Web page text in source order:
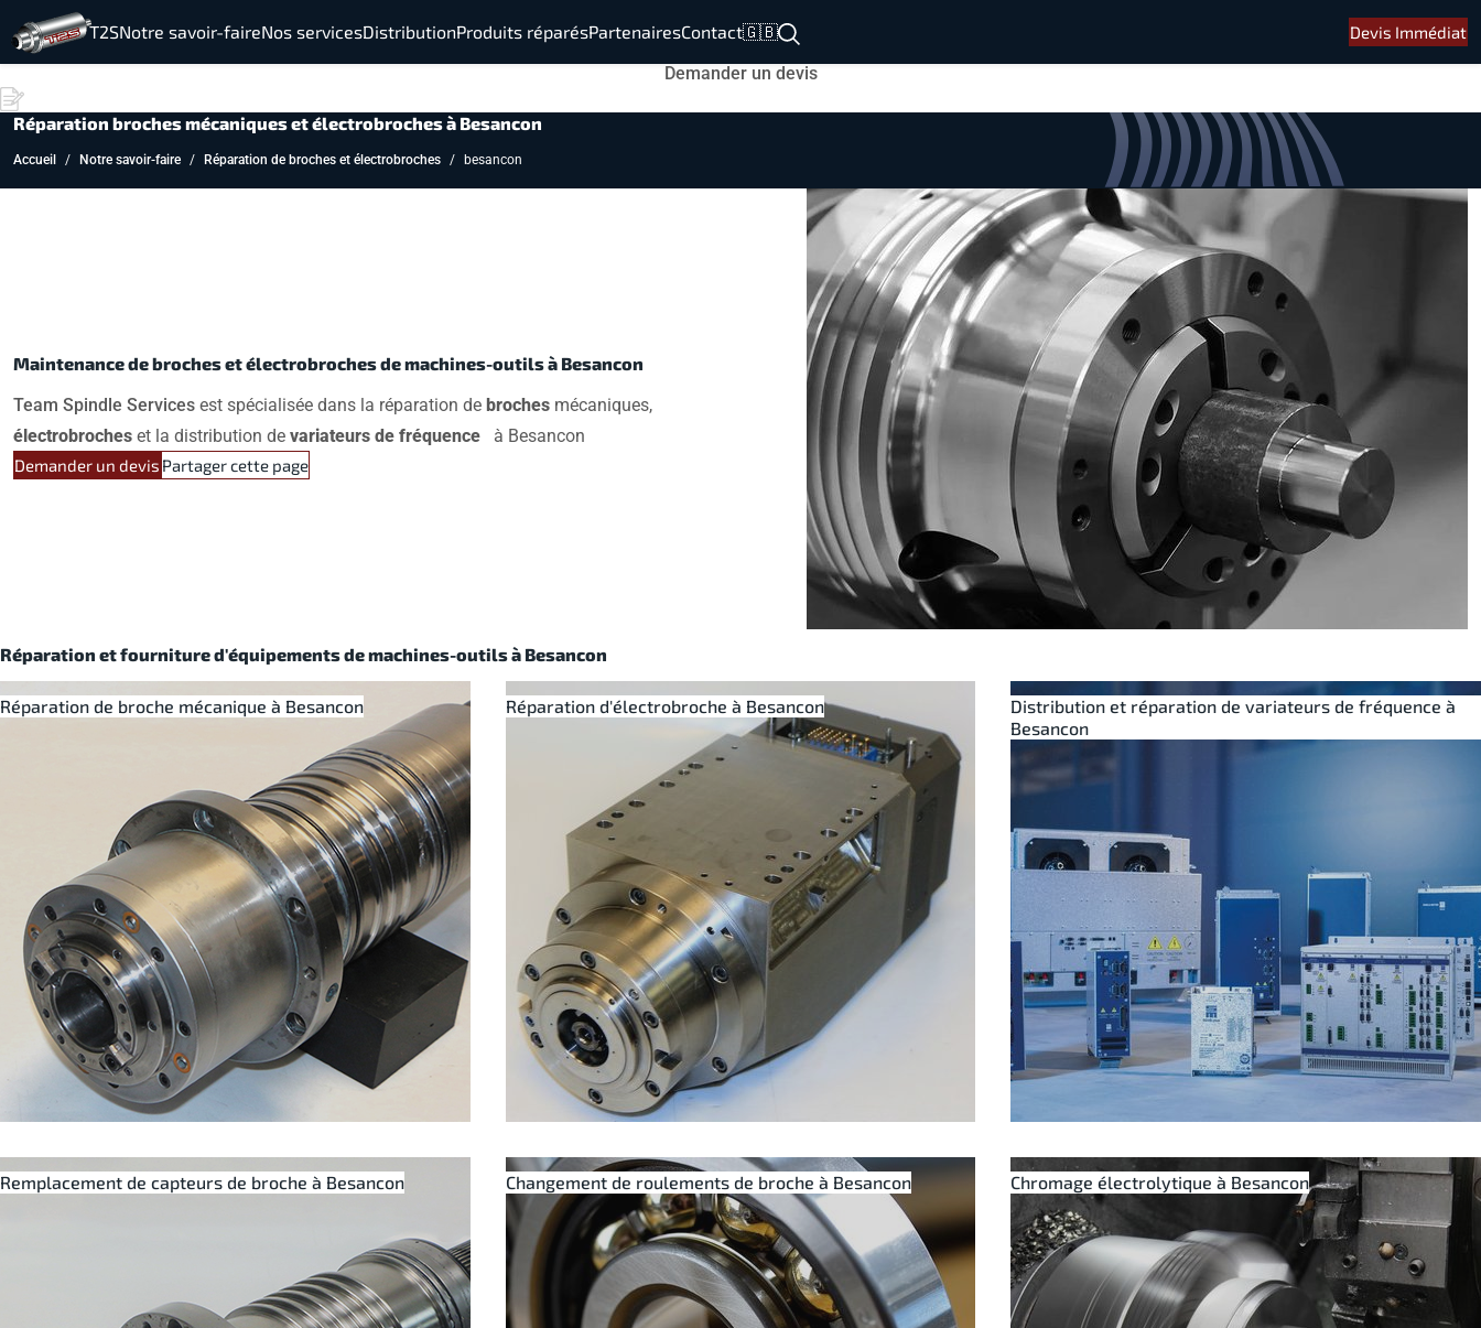
T2SNotre savoir-faireNos servicesDistributionProduits réparésPartenairesContact🇬🇧 Devis Immédiat
Demander un devis
Réparation broches mécaniques et électrobroches à Besancon
Accueil Notre savoir-faire Réparation de broches et électrobroches besancon
Maintenance de broches et électrobroches de machines-outils à Besancon
Team Spindle Servicesest spécialisée dans la réparation debroches mécaniques,
électrobrocheset la distribution devariateurs de fréquence à Besancon
Demander un devis Partager cette page
Réparation et fourniture d'équipements de machines-outils à Besancon
Réparation de broche mécanique à Besancon Réparation d'électrobroche à Besancon
Distribution et réparation de variateurs de fréquence à
Besancon
Remplacement de capteurs de broche à Besancon Changement de roulements de broche à Besancon Chromage électrolytique à Besancon